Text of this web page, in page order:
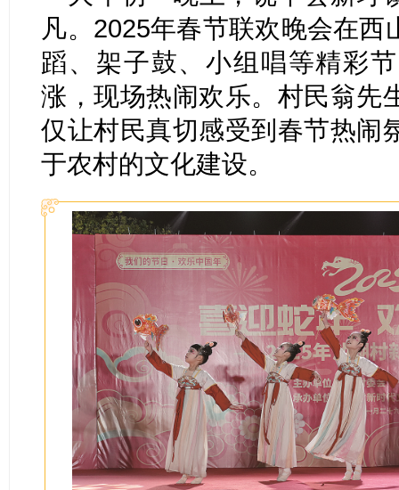
凡。2025年春节联欢晚会在
蹈、架子鼓、小组唱等精彩
涨，现场热闹欢乐。村民翁先
仅让村民真切感受到春节热闹
于农村的文化建设。